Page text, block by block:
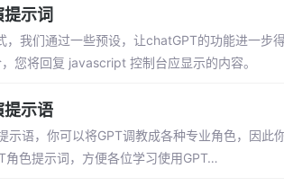
示词
，我们通过一些预设，让chatGPT的功能进一
您将回复 javascript 控制台应显示的内容。
示语
示语，你可以将GPT调教成各种专业角色，因
角色提示词，方便各位学习使用GPT…